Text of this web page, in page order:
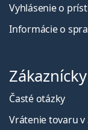
Vyhlásenie o
Informácie o
Časté otázky
Vrátenie tovaru